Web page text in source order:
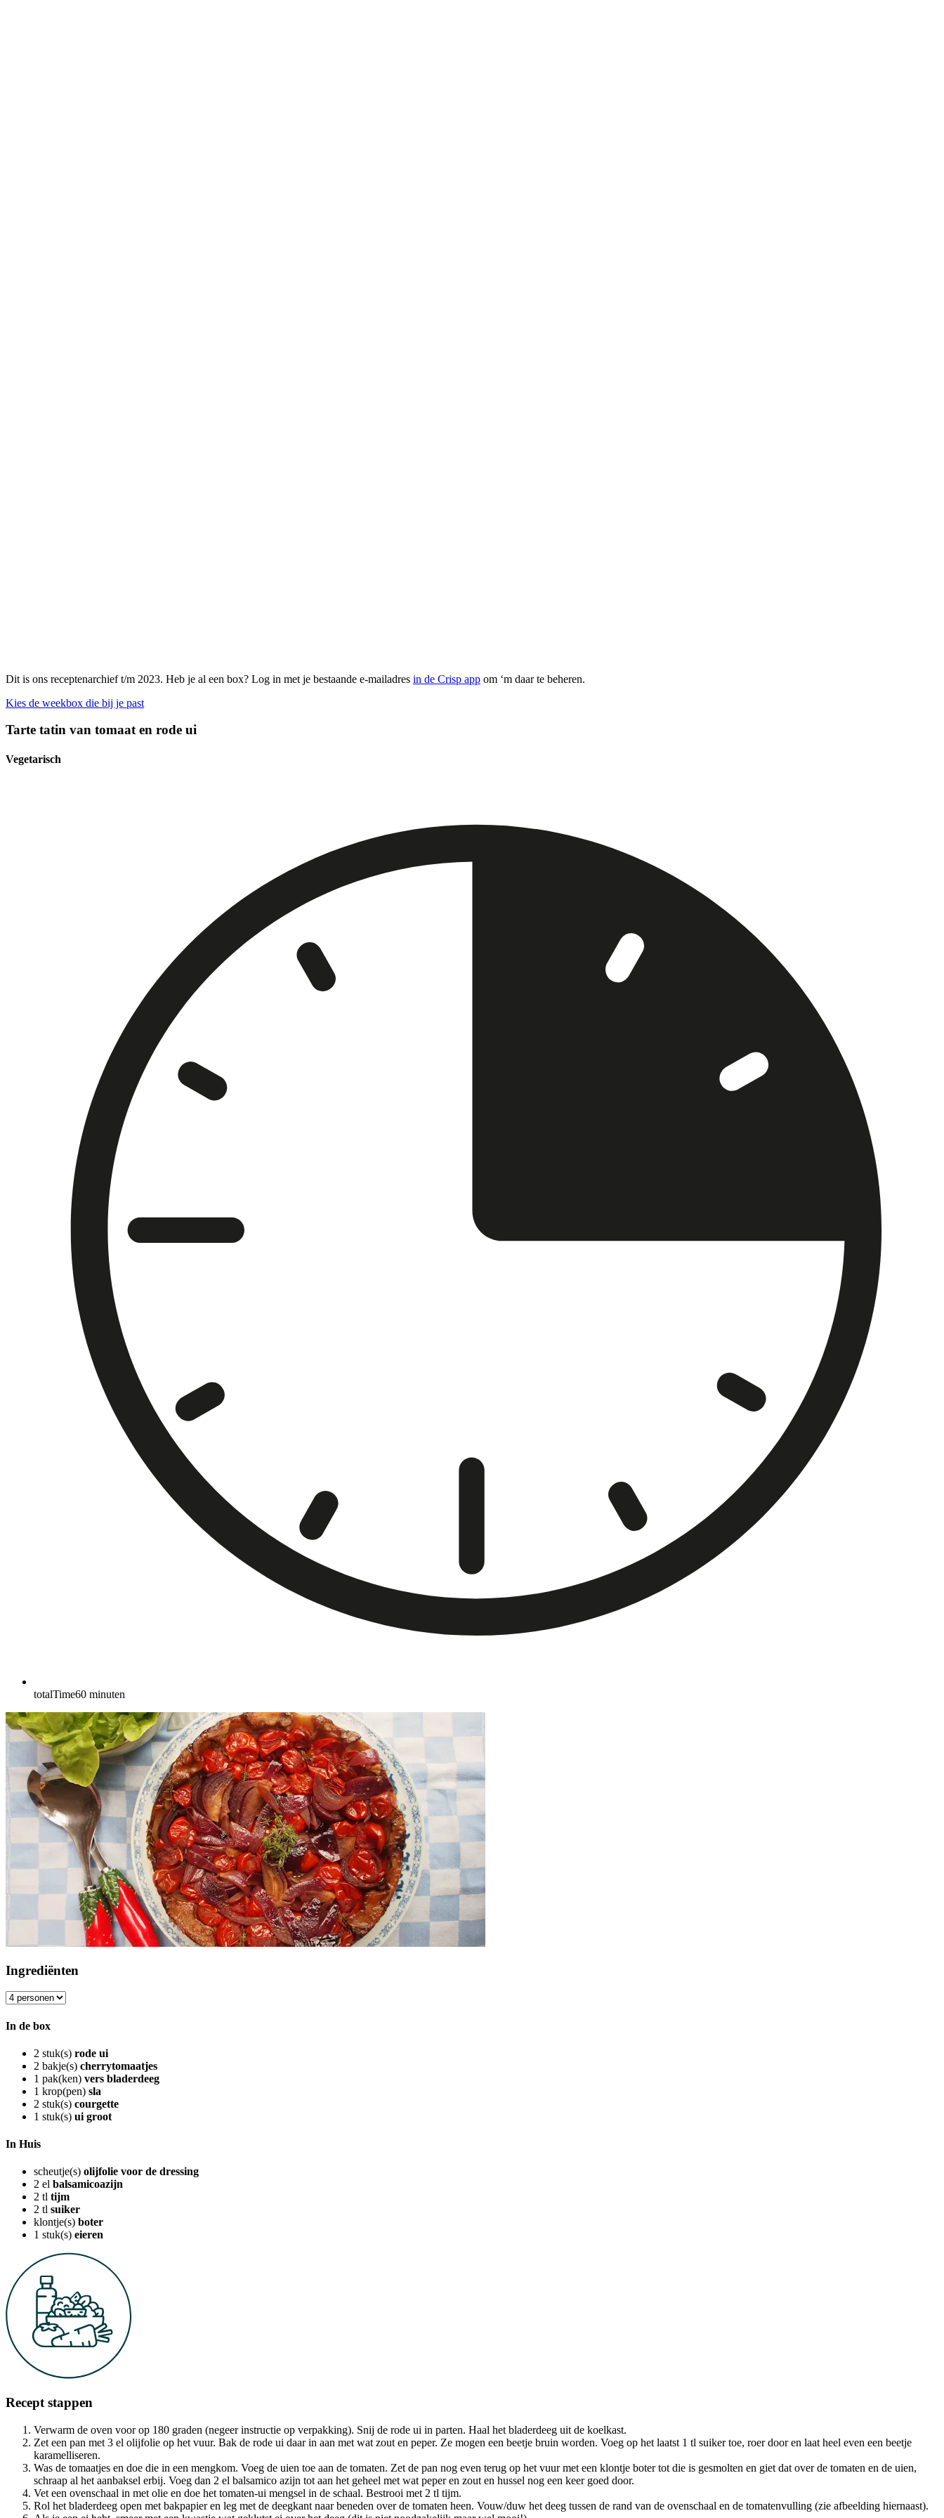
Dit is ons receptenarchief t/m 2023. Heb je al een box? Log in met je bestaande e-mailadres in de Crisp app om ‘m daar te beheren.
Kies de weekbox die bij je past
Tarte tatin van tomaat en rode ui
Vegetarisch
totalTime60 minuten
Ingrediënten
In de box
2 stuk(s) rode ui
2 bakje(s) cherrytomaatjes
1 pak(ken) vers bladerdeeg
1 krop(pen) sla
2 stuk(s) courgette
1 stuk(s) ui groot
In Huis
scheutje(s) olijfolie voor de dressing
2 el balsamicoazijn
2 tl tijm
2 tl suiker
klontje(s) boter
1 stuk(s) eieren
Recept stappen
Verwarm de oven voor op 180 graden (negeer instructie op verpakking). Snij de rode ui in parten. Haal het bladerdeeg uit de koelkast.
Zet een pan met 3 el olijfolie op het vuur. Bak de rode ui daar in aan met wat zout en peper. Ze mogen een beetje bruin worden. Voeg op het laatst 1 tl suiker toe, roer door en laat heel even een beetje
karamelliseren.
Was de tomaatjes en doe die in een mengkom. Voeg de uien toe aan de tomaten. Zet de pan nog even terug op het vuur met een klontje boter tot die is gesmolten en giet dat over de tomaten en de uien,
schraap al het aanbaksel erbij. Voeg dan 2 el balsamico azijn tot aan het geheel met wat peper en zout en hussel nog een keer goed door.
Vet een ovenschaal in met olie en doe het tomaten-ui mengsel in de schaal. Bestrooi met 2 tl tijm.
Rol het bladerdeeg open met bakpapier en leg met de deegkant naar beneden over de tomaten heen. Vouw/duw het deeg tussen de rand van de ovenschaal en de tomatenvulling (zie afbeelding hiernaast).